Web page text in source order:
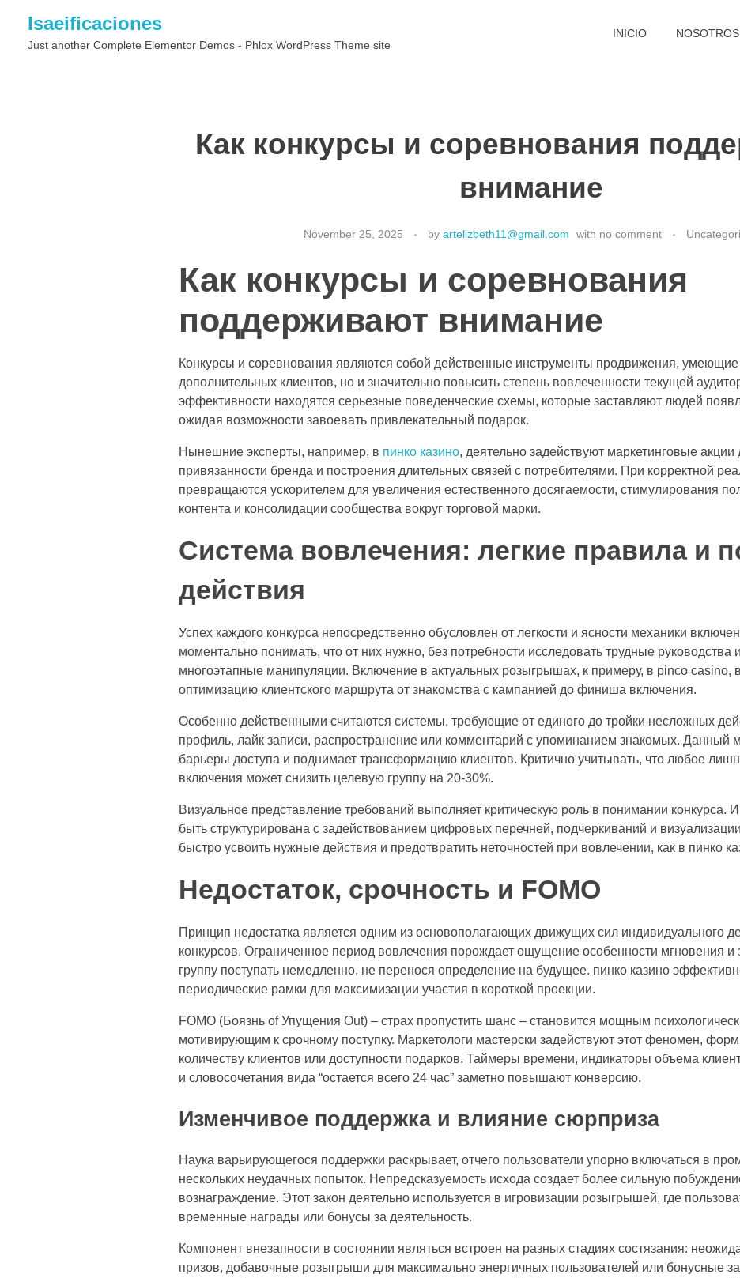
Isaeificaciones
Just another Complete Elementor Demos - Phlox WordPress Theme site
INICIO NOSOTROS
Как конкурсы и соревнования
внимание
November 25, 2025 by artelizbeth11@gmail.com with no comment
Как конкурсы и соревнования
поддерживают внимание
Конкурсы и соревнования являются собой действенные инструменты продвижения, умеющие
дополнительных клиентов, но и значительно повысить степень вовлеченности текущей
эффективности находятся серьезные поведенческие схемы, которые заставляют людей
ожидая возможности завоевать привлекательный подарок.
Нынешние эксперты, например, в пинко казино, деятельно задействуют маркетинговые акции
привязанности бренда и построения длительных связей с потребителями. При корректной
превращаются ускорителем для увеличения естественного досягаемости, стимулирования
контента и консолидации сообщества вокруг торговой марки.
Система вовлечения: легкие правила и
действия
Успех каждого конкурса непосредственно обусловлен от легкости и ясности механики
моментально понимать, что от них нужно, без потребности исследовать трудные руководства
многоэтапные манипуляции. Включение в актуальных розыгрышах, к примеру, в pinco casino,
оптимизацию клиентского маршрута от знакомства с кампанией до финиша включения.
Особенно действенными считаются системы, требующие от единого до тройки несложных
профиль, лайк записи, распространение или комментарий с упоминанием знакомых. Данный
барьеры доступа и поднимает трансформацию клиентов. Критично учитывать, что любое
включения может снизить целевую группу на 20-30%.
Визуальное представление требований выполняет критическую роль в понимании
быть структурирована с задействованием цифровых перечней, подчеркиваний и
быстро усвоить нужные действия и предотвратить неточностей при вовлечении, как в пинко
Недостаток, срочность и FOMO
Принцип недостатка является одним из основополагающих движущих сил индивидуального
конкурсов. Ограниченное период вовлечения порождает ощущение особенности мгновения и
группу поступать немедленно, не перенося определение на будущее. пинко казино
периодические рамки для максимизации участия в короткой проекции.
FOMO (Боязнь of Упущения Out) – страх пропустить шанс – становится мощным
мотивирующим к срочному поступку. Маркетологи мастерски задействуют этот феномен,
количеству клиентов или доступности подарков. Таймеры времени, индикаторы объема
и словосочетания вида “остается всего 24 час” заметно повышают конверсию.
Изменчивое поддержка и влияние сюрприза
Наука варьирующегося поддержки раскрывает, отчего пользователи упорно включаться в
нескольких неудачных попыток. Непредсказуемость исхода создает более сильную
вознаграждение. Этот закон деятельно используется в игровизации розыгрышей, где
временные награды или бонусы за деятельность.
Компонент внезапности в состоянии являться встроен на разных стадиях состязания:
призов, добавочные розыгрыши для максимально энергичных пользователей или бонусные